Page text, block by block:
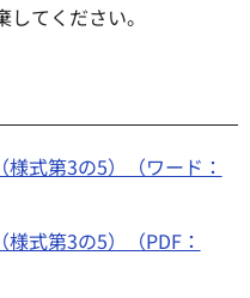
てください。
式第3の5）（ワード：
式第3の5）（PDF：